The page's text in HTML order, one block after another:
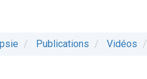
Publications Vidéos